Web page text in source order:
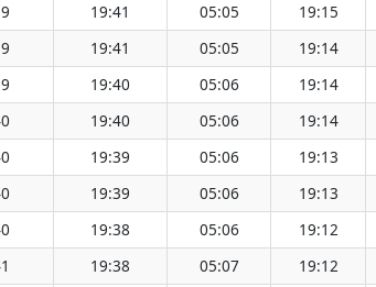
19:41 05:05 19:15
19:41 05:05 19:14
19:40 05:06 19:14
19:40 05:06 19:14
19:39 05:06 19:13
19:39 05:06 19:13
19:38 05:06 19:12
19:38 05:07 19:12